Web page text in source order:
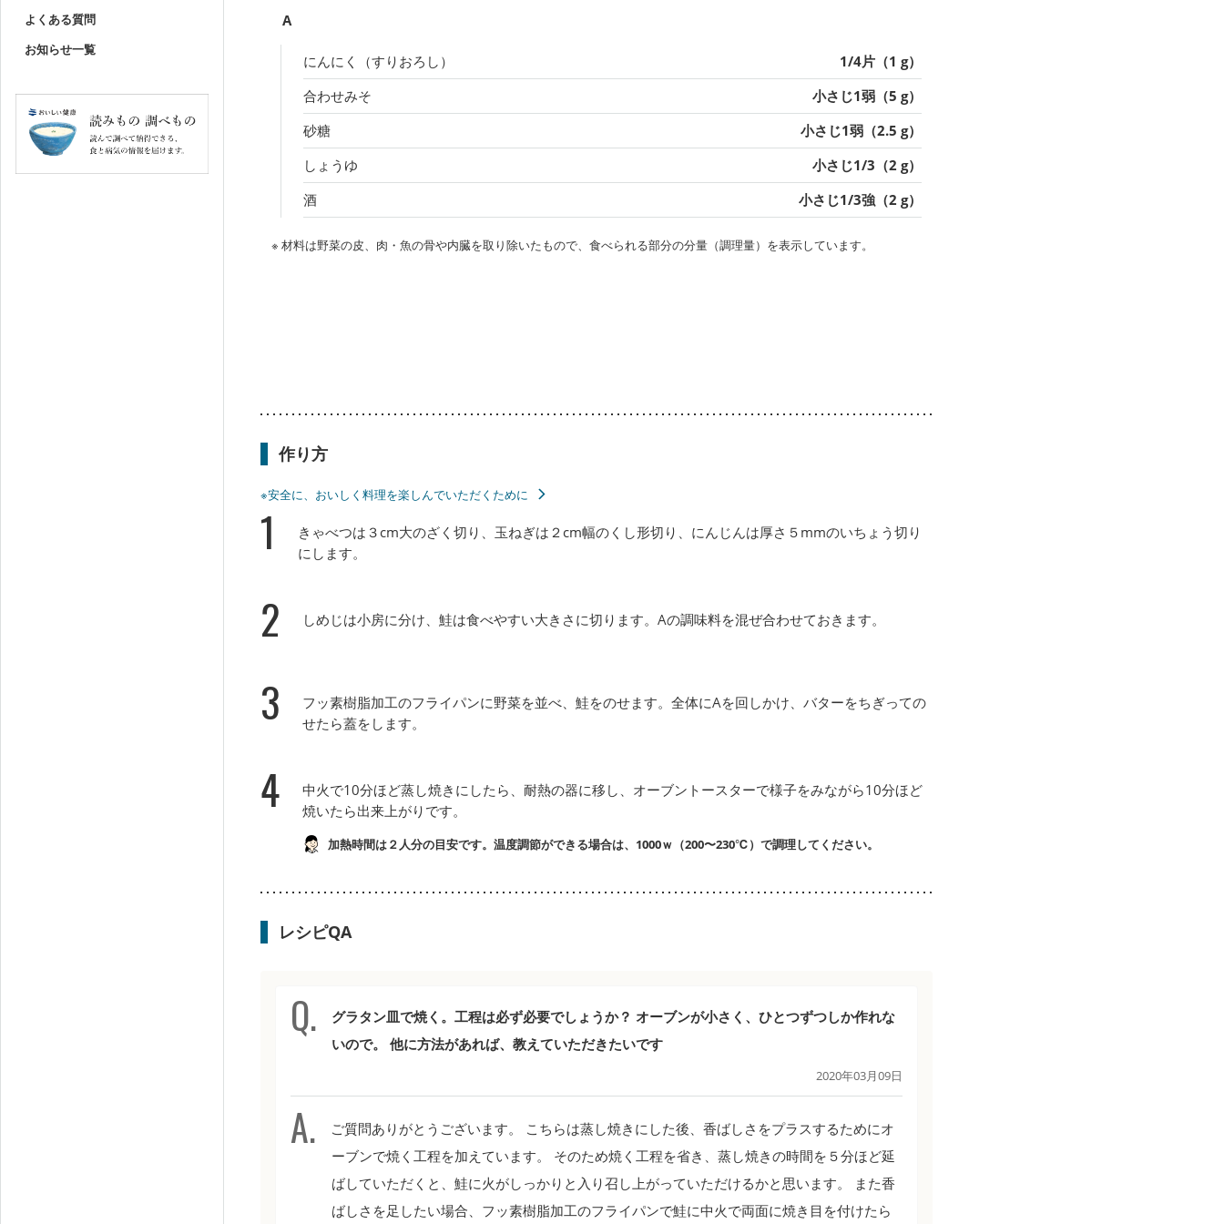
よくある質問
お知らせ一覧
A
にんにく（すりおろし）
1/4片（1 g）
合わせみそ
小さじ1弱（5 g）
砂糖
小さじ1弱（2.5 g）
しょうゆ
小さじ1/3（2 g）
酒
小さじ1/3強（2 g）
※ 材料は野菜の皮、肉・魚の骨や内臓を取り除いたもので、食べられる部分の分量（調理量）を表示しています。
作り方
※安全に、おいしく料理を楽しんでいただくために
1
きゃべつは３cm大のざく切り、玉ねぎは２cm幅のくし形切り、にんじんは厚さ５mmのいちょう切り
にします。
2 しめじは小房に分け、鮭は食べやすい大きさに切ります。Aの調味料を混ぜ合わせておきます。
3
フッ素樹脂加工のフライパンに野菜を並べ、鮭をのせます。全体にAを回しかけ、バターをちぎっての
せたら蓋をします。
4
中火で10分ほど蒸し焼きにしたら、耐熱の器に移し、オーブントースターで様子をみながら10分ほど
焼いたら出来上がりです。
加熱時間は２人分の目安です。温度調節ができる場合は、1000ｗ（200〜230℃）で調理してください。
レシピQA
グラタン皿で焼く。工程は必ず必要でしょうか？ オーブンが小さく、ひとつずつしか作れな
いので。 他に方法があれば、教えていただきたいです
2020年03月09日
ご質問ありがとうございます。 こちらは蒸し焼きにした後、香ばしさをプラスするためにオ
ーブンで焼く工程を加えています。 そのため焼く工程を省き、蒸し焼きの時間を５分ほど延
ばしていただくと、鮭に火がしっかりと入り召し上がっていただけるかと思います。 また香
ばしさを足したい場合、フッ素樹脂加工のフライパンで鮭に中火で両面に焼き目を付けたら